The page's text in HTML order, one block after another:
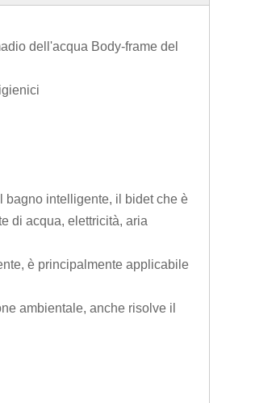
dell'acqua Body-frame del
bagno intelligente, il bidet che è
di acqua, elettricità, aria
è principalmente applicabile
ambientale, anche risolve il